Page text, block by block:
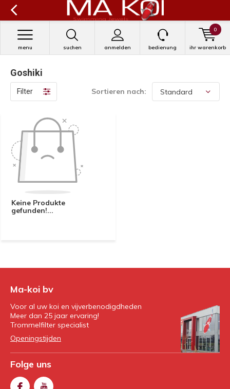
suchen anmelden
menu bedienung ihr warenkorb
0
Goshiki
Filter Sortieren nach:
Keine Produkte
gefunden!...
Ma-koi bv
Voor al uw koi en vijverbenodigdheden
Meer dan 25 jaar ervaring!
Trommelfilter specialist
Openingstijden
Folge uns